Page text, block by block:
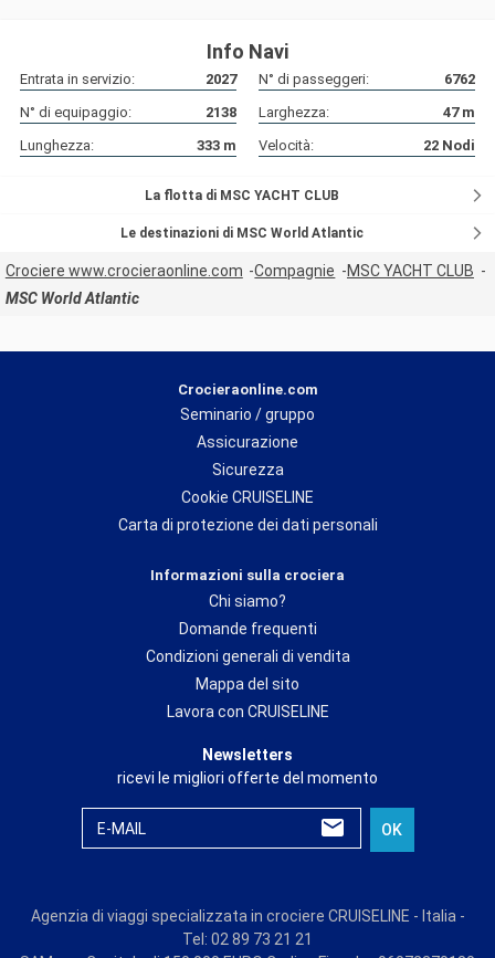
Info Navi
Entrata in servizio: 2027 N° di passeggeri:
6762
N° di equipaggio:
2138 Larghezza: 47m
Lunghezza:
333 m Velocità: 22 Nodi
La flotta di MSC YACHT CLUB
Le destinazioni di MSC World Atlantic
Crociere www.crocieraonline.com Compagnie
MSC YACHT CLUB
MSC World Atlantic
Crocieraonline.com
Seminario / gruppo
Assicurazione
Sicurezza
Cookie CRUISELINE
Carta di protezione dei dati personali
Informazioni sulla crociera
Chi siamo?
Domande frequenti
Condizioni generali di vendita
Mappa del sito
Lavora con CRUISELINE
Newsletters
ricevi le migliori offerte del momento
E-MAIL OK
Agenzia di viaggi specializzata in crociere CRUISELINE - Italia -
Tel: 02 89 73 21 21